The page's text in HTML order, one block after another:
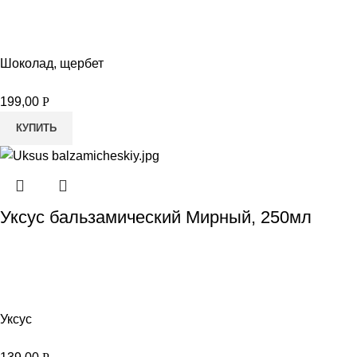
Шоколад, щербет
199,00 Р
КУПИТЬ
Уксус бальзамический Мирный, 250мл
Уксус